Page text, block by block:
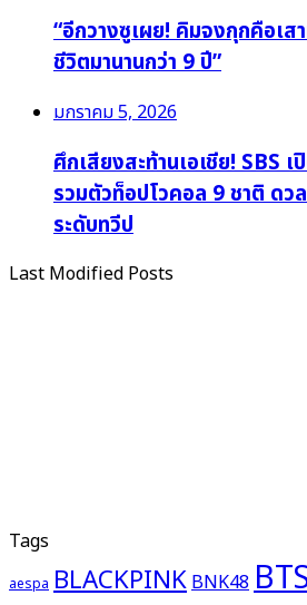
“อีกวางซูเผย! คิมจงกุกคือเส
ชีวิตมานานกว่า 9 ปี”
มกราคม 5, 2026
ศึกเสียงสะท้านเอเชีย! SBS
รวมตัวท็อปโวคอล 9 ชาติ ดว
ระดับทวีป
Last Modified Posts
Tags
aespa BLACKPINKBNK48